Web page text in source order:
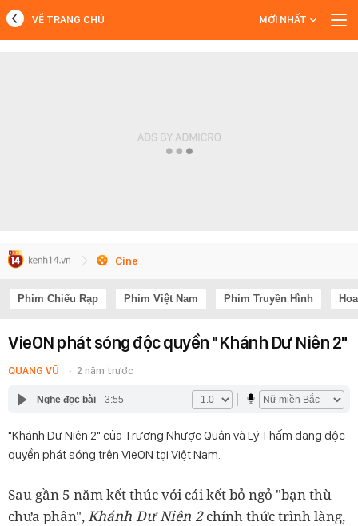
VỀ TRANG CHỦ MỚI NHẤT
Cine
Phim Chiếu Rạp Phim Việt Nam Phim Truyền Hình
VieON phát sóng độc quyền "Khánh Dư Niên 2"
QUANG VŨ 2 năm trước
Nghe đọc bài 3:55
"Khánh Dư Niên 2" của Trương Nhược Quân và Lý Thấm đang độc
quyền phát sóng trên VieON tại Việt Nam.
Sau gần 5 năm kết thúc với cái kết bỏ ngỏ "bạn thù
chưa phân",Khánh Dư Niên 2chính thức trình làng,